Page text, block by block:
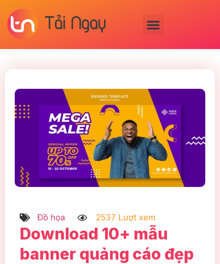
Đồ họa 2537 Lượt xem
Download 10+ mẫu
banner quảng cáo đẹp